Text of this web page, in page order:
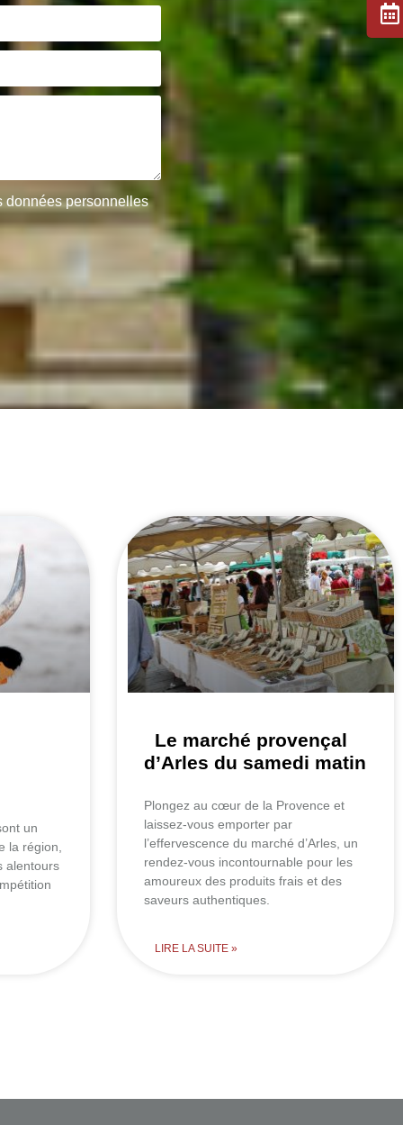
données personnelles
un
la région,
alentours
Le marché provençal
d’Arles du samedi matin
Plongez au cœur de la Provence et
laissez-vous emporter par
l’effervescence du marché d’Arles, un
rendez-vous incontournable pour les
amoureux des produits frais et des
saveurs authentiques.
LIRE LA SUITE »